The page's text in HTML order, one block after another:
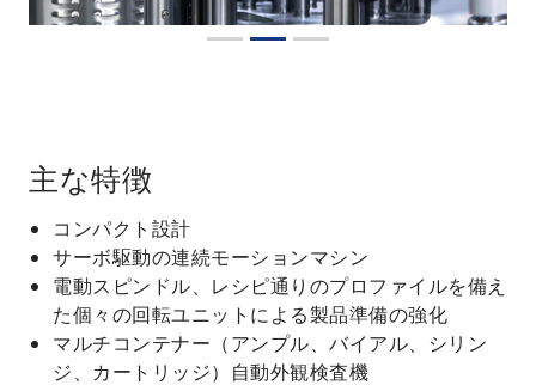
主な特徴
コンパクト設計
サーボ駆動の連続モーションマシン
電動スピンドル、レシピ通りのプロファイルを備え
た個々の回転ユニットによる製品準備の強化
マルチコンテナー（アンプル、バイアル、シリン
ジ、カートリッジ）自動外観検査機